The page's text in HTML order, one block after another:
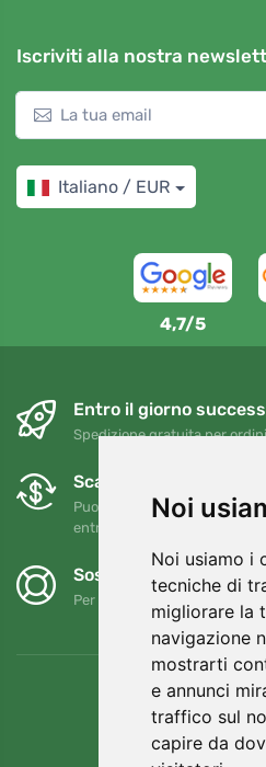
Noi
Noi usiamo i
tecniche di
migliorare la
navigazione
mostrarti
e annunci
traffico sul
capire da
Iscriviti alla nostra
Italiano / EUR
4,7/5
Entro il giorno
Spedizione gratuita per
Scambi e resi gratuiti
Puoi restituire o cambiare il
entro 90 giorni
Sosteniamo Trees.org
Per ogni ordine piantiamo un